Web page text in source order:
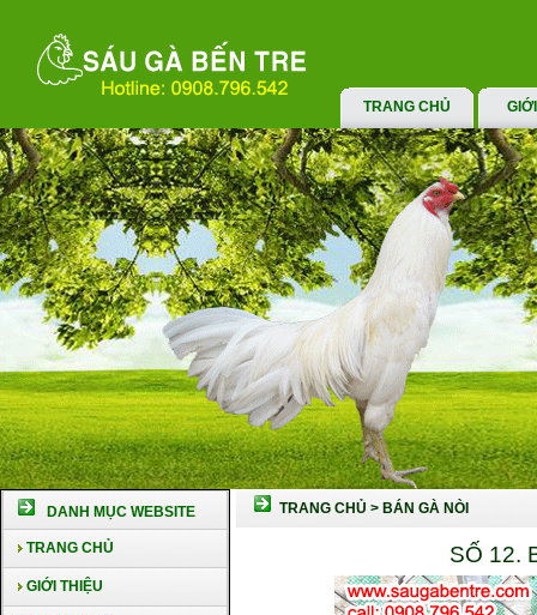
TRANG CHỦ
DANH MỤC WEBSITE
TRANG CHỦ
GIỚI THIỆU
TRANG CHỦ > BÁN GÀ NÒI
SỐ 12.